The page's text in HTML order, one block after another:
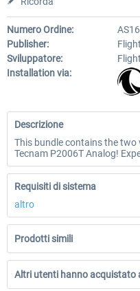
Numero Ordine:
Publisher:
Sviluppatore:
Installation via:
Descrizione
This bundle contains the two
Tecnam P2006T Analog!
Requisiti di sistema
altro
Prodotti simili
Altri utenti hanno acquistato